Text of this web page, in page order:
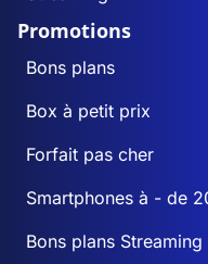
Promotions
Bons plans
Box à petit prix
Forfait pas cher
Smartphones à - de
Bons plans Streaming